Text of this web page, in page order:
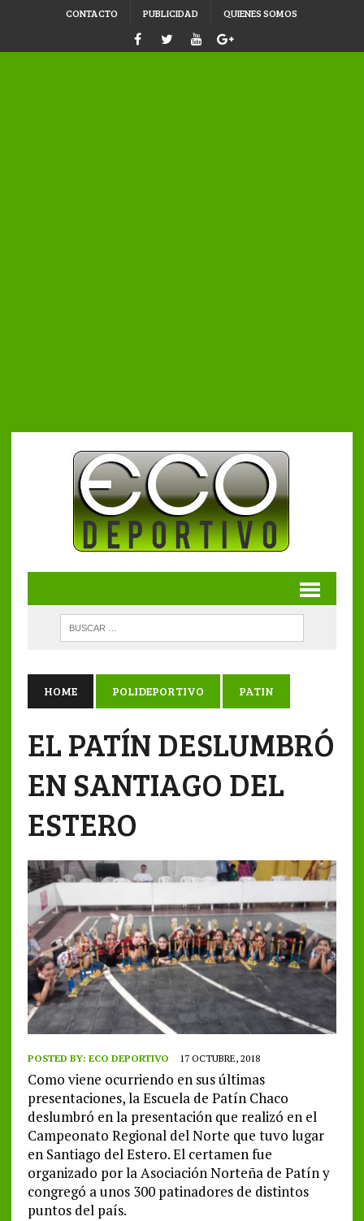
CONTACTO PUBLICIDAD QUIENES SOMOS
HOME POLIDEPORTIVO PATIN
EL PATÍN DESLUMBRÓ
EN SANTIAGO DEL
ESTERO
POSTED BY: ECO DEPORTIVO 17 OCTUBRE, 2018
Como viene ocurriendo en sus últimas
presentaciones, la Escuela de Patín Chaco
deslumbró en la presentación que realizó en el
Campeonato Regional del Norte que tuvo lugar
en Santiago del Estero. El certamen fue
organizado por la Asociación Norteña de Patín y
congregó a unos 300 patinadores de distintos
puntos del país.